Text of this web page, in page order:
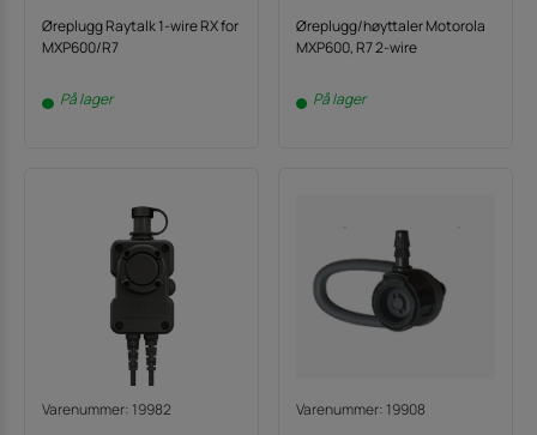
Øreplugg Raytalk 1-wire RX for
MXP600/R7
På lager
Øreplugg/høyttaler Motorola
MXP600, R7 2-wire
På lager
Varenummer: 19982
Varenummer: 19908